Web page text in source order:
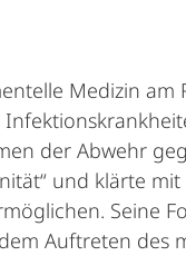
Medizin
der Abwehr
und klärte
Seine
Auftreten